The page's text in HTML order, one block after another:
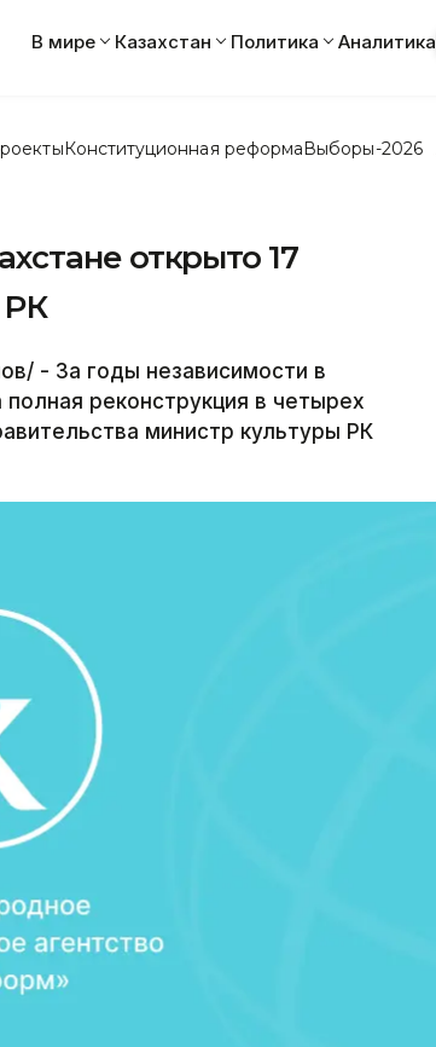
В мире Казахстан Политика Аналитика
Конституционная реформаВыборы-2026
открыто 17
РК
- За годы независимости в
реконструкция в четырех
министр культуры РК